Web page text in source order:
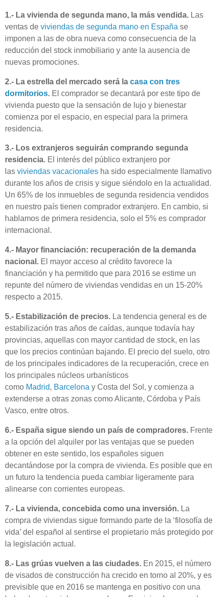
1.- La vivienda de segunda mano, la más vendida. Las
ventas de viviendas de segunda mano en España se
imponen a las de obra nueva como consecuencia de la
reducción del stock inmobiliario y ante la ausencia de
nuevas promociones.
2.- La estrella del mercado será la casa con tres
dormitorios. El comprador se decantará por este tipo de
vivienda puesto que la sensación de lujo y bienestar
comienza por el espacio, en especial para la primera
residencia.
3.- Los extranjeros seguirán comprando segunda
residencia. El interés del público extranjero por
las viviendas vacacionales ha sido especialmente llamativo
durante los años de crisis y sigue siéndolo en la actualidad.
Un 65% de los inmuebles de segunda residencia vendidos
en nuestro país tienen comprador extranjero. En cambio, si
hablamos de primera residencia, solo el 5% es comprador
internacional.
4.- Mayor financiación: recuperación de la demanda
nacional. El mayor acceso al crédito favorece la
financiación y ha permitido que para 2016 se estime un
repunte del número de viviendas vendidas en un 15-20%
respecto a 2015.
5.- Estabilización de precios. La tendencia general es de
estabilización tras años de caídas, aunque todavía hay
provincias, aquellas con mayor cantidad de stock, en las
que los precios continúan bajando. El precio del suelo, otro
de los principales indicadores de la recuperación, crece en
los principales núcleos urbanísticos
como Madrid, Barcelona y Costa del Sol, y comienza a
extenderse a otras zonas como Alicante, Córdoba y País
Vasco, entre otros.
6.- España sigue siendo un país de compradores. Frente
a la opción del alquiler por las ventajas que se pueden
obtener en este sentido, los españoles siguen
decantándose por la compra de vivienda. Es posible que en
un futuro la tendencia pueda cambiar ligeramente para
alinearse con corrientes europeas.
7.- La vivienda, concebida como una inversión. La
compra de viviendas sigue formando parte de la ‘filosofía de
vida’ del español al sentirse el propietario más protegido por
la legislación actual.
8.- Las grúas vuelven a las ciudades. En 2015, el número
de visados de construcción ha crecido en torno al 20%, y es
previsible que en 2016 se mantenga en positivo con una